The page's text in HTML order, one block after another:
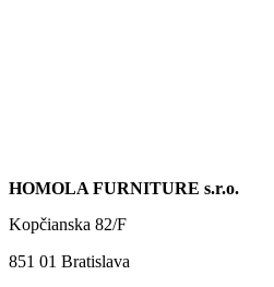
HOMOLA FURNITURE s.r.o.
Kopčianska 82/F
851 01 Bratislava